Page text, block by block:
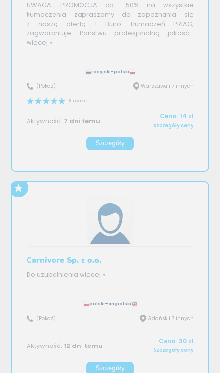
UWAGA: PROMOCJA do -50% na wszystkie
tłumaczenia zapraszamy do zapoznania się
z naszą ofertą ! Biuro Tłumaczeń PRIAG,
zagwarantuje Państwu profesjonalną jakość...
więcej »
rosyjski–polski
(Pokaż) Warszawa i 7 innych
8 opinii
Aktywność: 7 dni temu Cena: 14 zł
Szczegóły ceny
Szczegóły
Carnivore Sp. z o.o.
Do uzupełnienia więcej »
polski–angielski
(Pokaż) Gdańsk i 7 innych
Aktywność:12 dni temu Cena: 30 zł
Szczegóły ceny
Szczegóły